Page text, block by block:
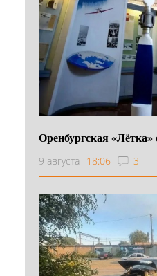
Оренбургская «Лётка»
9 августа 18:06 3